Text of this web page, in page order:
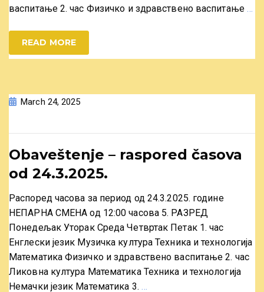
васпитање 2. час Физичко и здравствено васпитање
READ MORE
March 24, 2025
Obaveštenje – raspored časova
od 24.3.2025.
Распоред часова за период од 24.3.2025. године
НЕПАРНА СМЕНА од 12:00 часова 5. РАЗРЕД
Понедељак Уторак Среда Четвртак Петак 1. час
Енглески језик Музичка култура Техника и технологија
Математика Физичко и здравствено васпитање 2. час
Ликовна култура Математика Техника и технологија
Немачки језик Математика 3.